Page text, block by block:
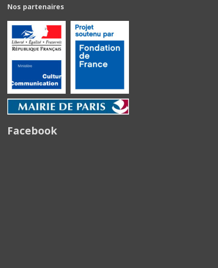
Nos partenaires
Facebook